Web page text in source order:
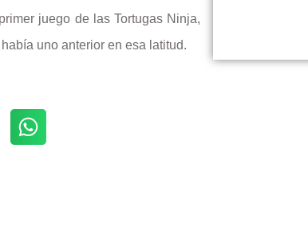
primer juego de las Tortugas Ninja,
uno anterior en esa latitud.